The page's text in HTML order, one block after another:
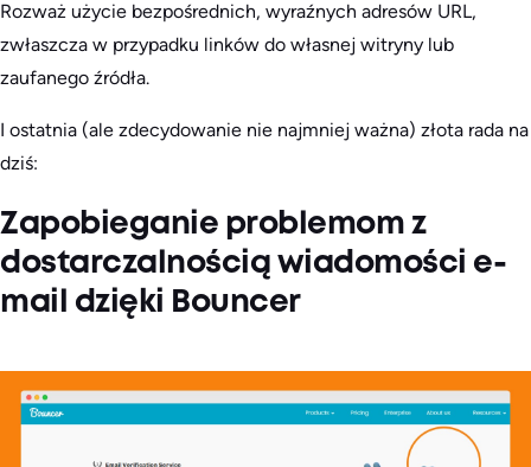
Rozważ użycie bezpośrednich, wyraźnych adresów URL,
zwłaszcza w przypadku linków do własnej witryny lub
zaufanego źródła.
I ostatnia (ale zdecydowanie nie najmniej ważna) złota rada na
dziś:
Zapobieganie problemom z
dostarczalnością wiadomości e-
mail dzięki Bouncer